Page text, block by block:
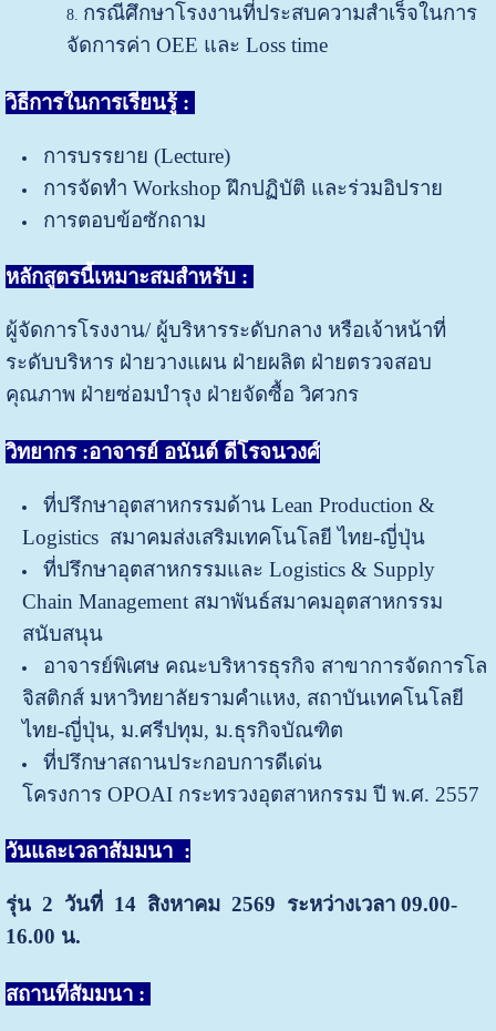
กรณีศึกษาโรงงานที่ประสบความสำเร็จในการ
จัดการค่า OEE และ Loss time
วิธีการในการเรียนรู้ :
การบรรยาย (Lecture)
การจัดทำ Workshop ฝึกปฏิบัติ และร่วมอิปราย
การตอบข้อซักถาม
หลักสูตรนี้เหมาะสมสำหรับ :
ผู้จัดการโรงงาน/ ผู้บริหารระดับกลาง หรือเจ้าหน้าที่
ระดับบริหาร ฝ่ายวางแผน ฝ่ายผลิต ฝ่ายตรวจสอบ
คุณภาพ ฝ่ายซ่อมบำรุง ฝ่ายจัดซื้อ วิศวกร
วิทยากร :อาจารย์ อนันต์ ดีโรจนวงศ์
ที่ปรึกษาอุตสาหกรรมด้าน Lean Production &
Logistics สมาคมส่งเสริมเทคโนโลยี ไทย-ญี่ปุ่น
ที่ปรึกษาอุตสาหกรรมและ Logistics & Supply
Chain Management สมาพันธ์สมาคมอุตสาหกรรม
สนับสนุน
อาจารย์พิเศษ คณะบริหารธุรกิจ สาขาการจัดการโล
จิสติกส์ มหาวิทยาลัยรามคำแหง, สถาบันเทคโนโลยี
ไทย-ญี่ปุ่น, ม.ศรีปทุม, ม.ธุรกิจบัณฑิต
ที่ปรึกษาสถานประกอบการดีเด่น
โครงการ OPOAI กระทรวงอุตสาหกรรม ปี พ.ศ. 2557
วันและเวลาสัมมนา :
รุ่น 2 วันที่ 14 สิงหาคม 2569 ระหว่างเวลา 09.00-
16.00 น.
สถานที่สัมมนา :